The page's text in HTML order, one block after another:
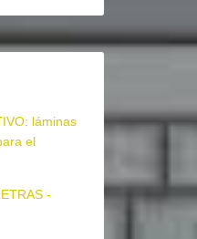
láminas
el
-